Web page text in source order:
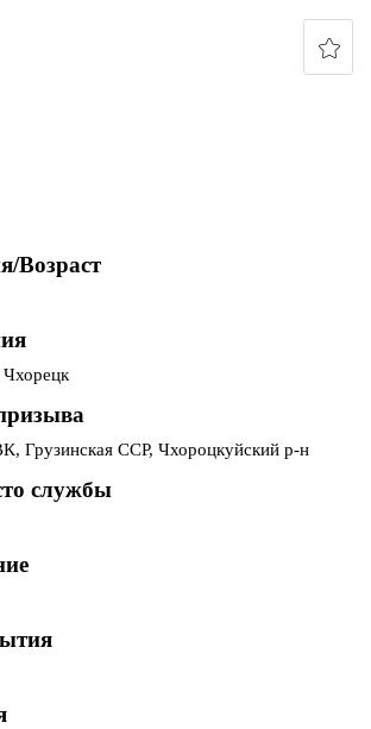
Возраст
Чхорецк
Грузинская ССР, Чхороцкуйский р-н
службы